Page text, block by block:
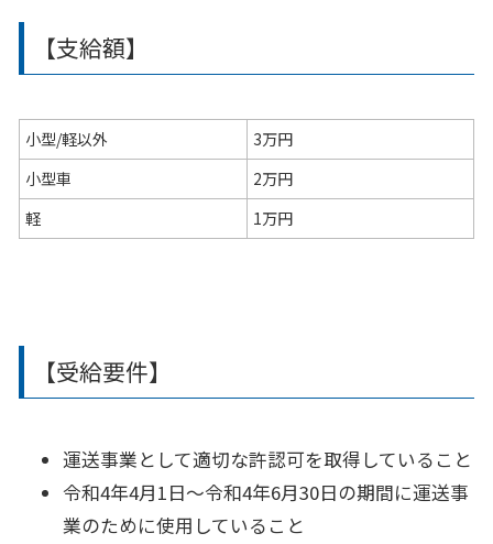
【支給額】
小型/軽以外
3万円
小型車
2万円
軽
1万円
【受給要件】
運送事業として適切な許認可を取得していること
令和4年4月1日〜令和4年6月30日の期間に運送事
業のために使用していること